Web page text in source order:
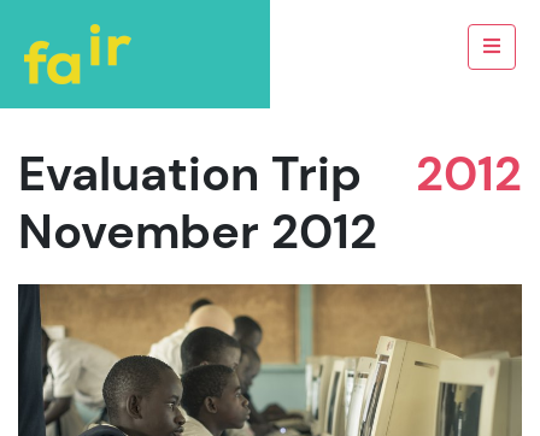
2012
Evaluation Trip
November 2012